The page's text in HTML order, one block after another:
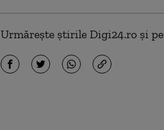
Urmărește știrile Digi24.ro și pe